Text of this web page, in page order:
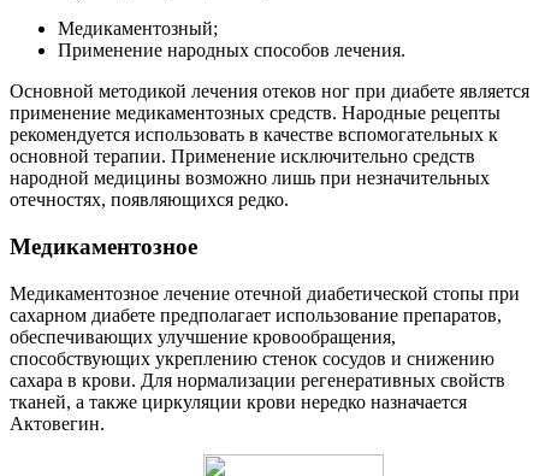
Медикаментозный;
Применение народных способов лечения.
Основной методикой лечения отеков ног при диабете является
применение медикаментозных средств. Народные рецепты
рекомендуется использовать в качестве вспомогательных к
основной терапии. Применение исключительно средств
народной медицины возможно лишь при незначительных
отечностях, появляющихся редко.
Медикаментозное
Медикаментозное лечение отечной диабетической стопы при
сахарном диабете предполагает использование препаратов,
обеспечивающих улучшение кровообращения,
способствующих укреплению стенок сосудов и снижению
сахара в крови. Для нормализации регенеративных свойств
тканей, а также циркуляции крови нередко назначается
Актовегин.